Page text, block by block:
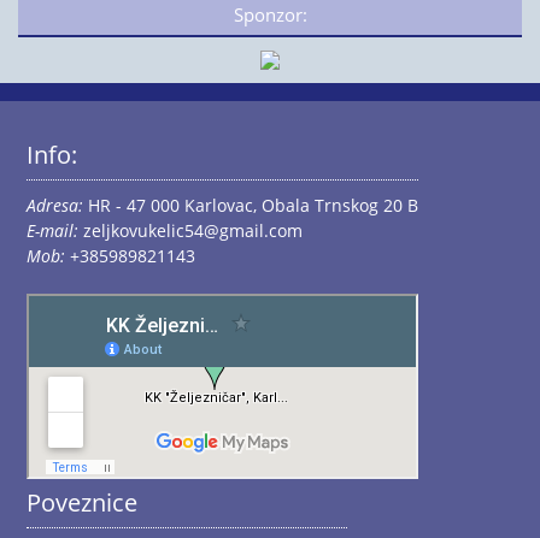
Sponzor:
Info:
Adresa: HR - 47 000 Karlovac, Obala Trnskog 20 B
E-mail: zeljkovukelic54@gmail.com
Mob: +385989821143
Poveznice